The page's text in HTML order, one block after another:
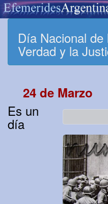
Día Nacional
Verdad y la
24 de Marzo
Es un
día